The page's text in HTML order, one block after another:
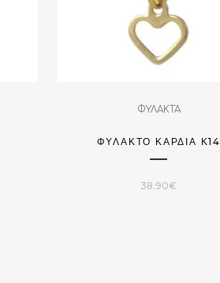
ΦΥΛΑΚΤΑ
ΦΥΛΑΚΤΌ ΚΑΡΔΙΆ Κ14
38.90€